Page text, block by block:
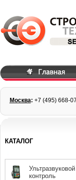
Москва: +7 (495) 668-
КАТАЛОГ
Ультразвуковой
контроль